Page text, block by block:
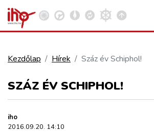
VASÚT
Kezdőlap Hírek Száz év Schiphol!
SZÁZ ÉV SCHIPHOL!
iho
2016.09.20. 14:10